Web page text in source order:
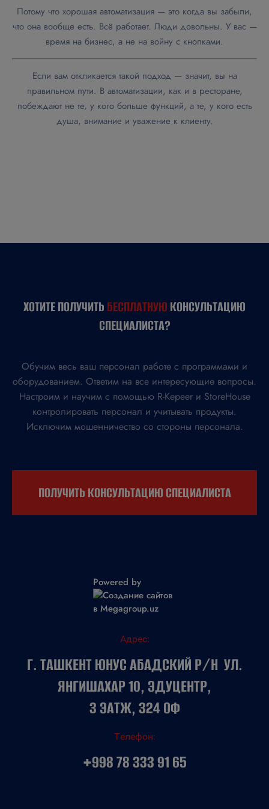
Потому что хорошая автоматизация — это когда вы забыли,
что она вообще есть. Всё работает. Люди довольны. У вас —
время на бизнес, а не на войну с кнопками.
Если вам откликается такой подход — значит, вы на
правильном пути. В автоматизации, как и в ресторане,
побеждают не те, у кого больше функций, а те, у кого есть
душа, внимание и уважение к клиенту.
ХОТИТЕ ПОЛУЧИТЬБЕСПЛАТНУЮКОНСУЛЬТАЦИЮ
СПЕЦИАЛИСТА?
Обучим весь ваш персонал работе с программами и
оборудованием. Ответим на все интересующие вопросы.
Настроим и научим с помощью R-Kepeer и StoreHouse
контролировать персонал и учитывать продукты.
Исключим мошенничество со стороны персонала.
ПОЛУЧИТЬ КОНСУЛЬТАЦИЮ СПЕЦИАЛИСТА
Powered by
Адрес:
Г. ТАШКЕНТ ЮНУС АБАДСКИЙ Р/Н УЛ.
ЯНГИШАХАР 10, ЭДУЦЕНТР,
3 ЭАТЖ, 324 ОФ
Телефон:
+998 78 333 91 65